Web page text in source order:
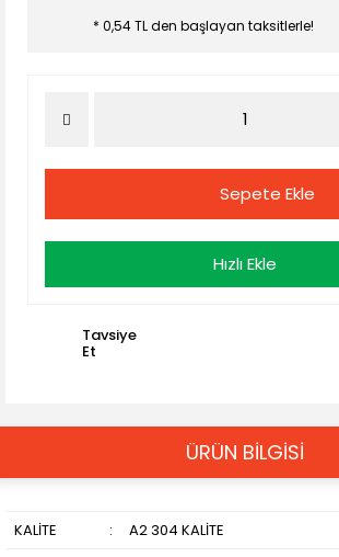
* 0,54 TL den başlayan taksitlerle!
Sepete Ekle
Hızlı Ekle
Tavsiye
Et
ÜRÜN BİLGİSİ
KALİTE :
A2 304 KALİTE